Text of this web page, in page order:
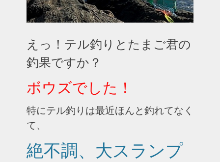
えっ！テル釣りとたまご君の
釣果ですか？
ボウズでした！
特にテル釣りは最近ほんと釣れてなく
て、
絶不調、大スランプ